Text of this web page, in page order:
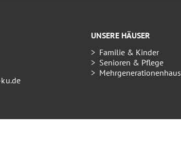
UNSERE HÄUSER
Familie & Kinder
Senioren & Pflege
Mehrgenerationenhaus